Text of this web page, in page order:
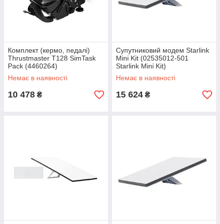
Комплект (кермо, педалі)
Thrustmaster T128 SimTask
Pack (4460264)
Немає в наявності
10 478 ₴
Супутниковий модем Starlink
Mini Kit (02535012-501
Starlink Mini Kit)
Немає в наявності
15 624 ₴